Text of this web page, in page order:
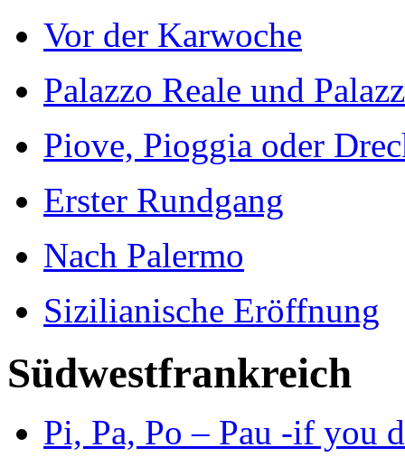
Vor der Karwoche
Palazzo Reale und
Piove, Pioggia oder
Erster Rundgang
Nach Palermo
Sizilianische Eröffnung
Südwestfrankreich
Pi, Pa, Po – Pau -if you